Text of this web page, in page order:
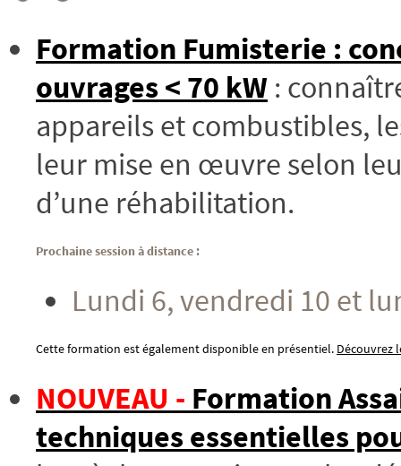
Formation Fumisterie :
ouvrages < 70 kW :
appareils et combustibles,
leur mise en œuvre selon
d’une réhabilitation.
Prochaine session à distance :
Lundi 6, vendredi 10 et
Cette formation est également disponible en présentiel. Découvrez
NOUVEAU - Formation
techniques essentielles